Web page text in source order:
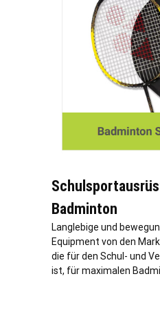
Badminton
Langlebige und
Equipment von den
die für den Schul- und
ist, für maximalen